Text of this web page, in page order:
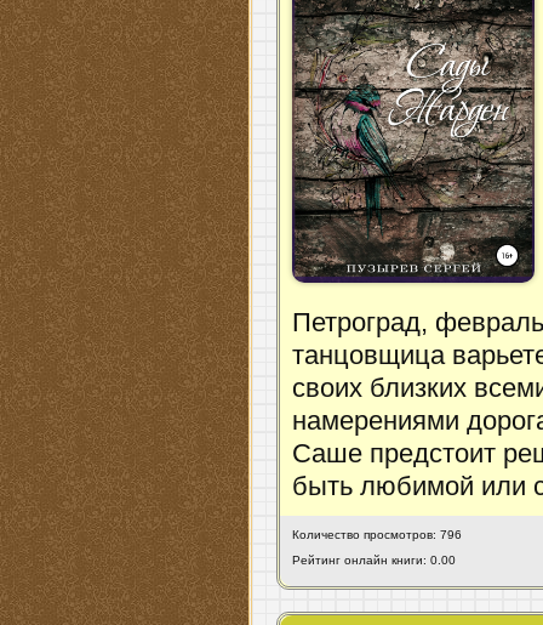
Петроград,
танцовщица
своих близких
намерениями
Саше предстоит
быть любимой или
Количество просмотров: 796
Рейтинг онлайн книги: 0.00